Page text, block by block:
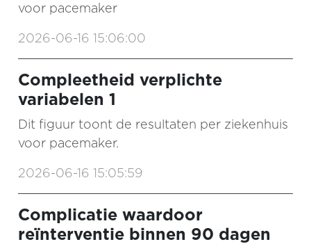
voor pacemaker
2026-06-16 15:06:00
Compleetheid verplichte
variabelen 1
Dit figuur toont de resultaten per ziekenhuis
voor pacemaker.
2026-06-16 15:05:59
Complicatie waardoor
reïnterventie binnen 90 dagen